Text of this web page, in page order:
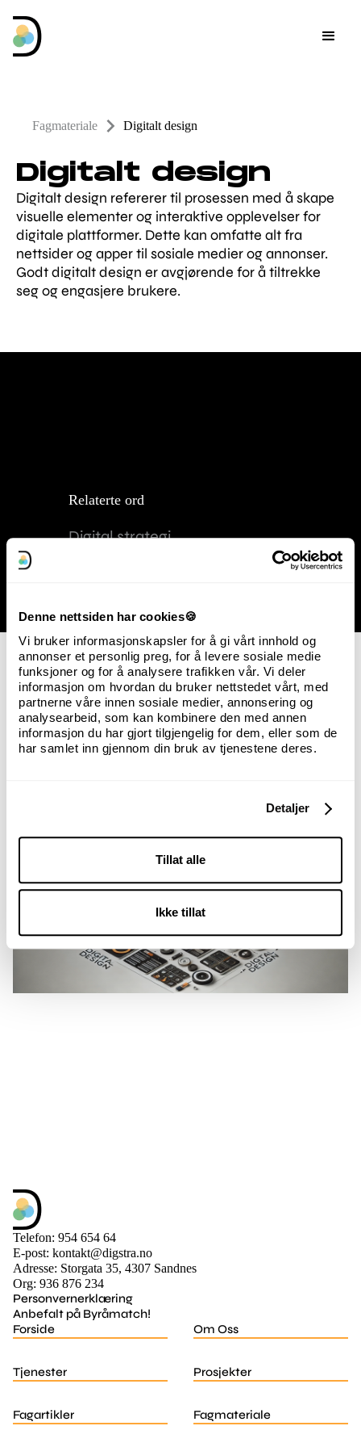
Denne nettsiden har cookies🍪
Vi bruker informasjonskapsler for å gi vårt innhold og
annonser et personlig preg, for å levere sosiale medie
funksjoner og for å analysere trafikken vår. Vi deler
informasjon om hvordan du bruker nettstedet vårt, med
partnerne våre innen sosiale medier, annonsering og
analysearbeid, som kan kombinere den med annen
informasjon du har gjort tilgjengelig for dem, eller som de
har samlet inn gjennom din bruk av tjenestene deres.
Detaljer
Tillat alle
Ikke tillat
Fagmateriale Digitalt design
Digitalt design
Digitalt design refererer til prosessen med å skape
visuelle elementer og interaktive opplevelser for
digitale plattformer. Dette kan omfatte alt fra
nettsider og apper til sosiale medier og annonser.
Godt digitalt design er avgjørende for å tiltrekke
seg og engasjere brukere.
Relaterte ord
Digital strategi
Telefon: 954 654 64
E-post: kontakt@digstra.no
Adresse: Storgata 35, 4307 Sandnes
Org: 936 876 234
Personvernerklæring
Anbefalt på Byråmatch!
Forside
Om Oss
Tjenester Prosjekter
Fagartikler Fagmateriale